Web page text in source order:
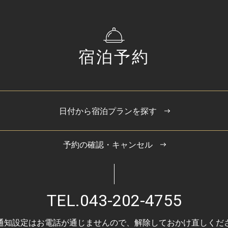
宿泊予約
日付から宿泊プランを探す
予約の確認・キャンセル
TEL.043-202-4755
設定はお電話が通じませんので、 解除しておかけ直しくだ